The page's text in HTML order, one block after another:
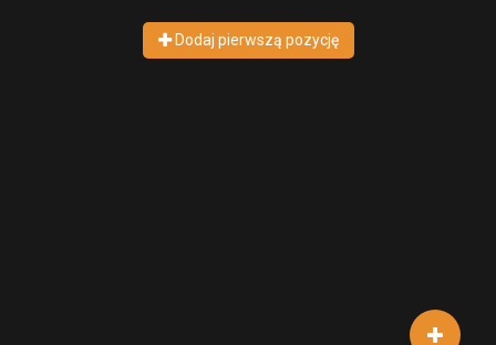
Dodaj pierwszą pozycję